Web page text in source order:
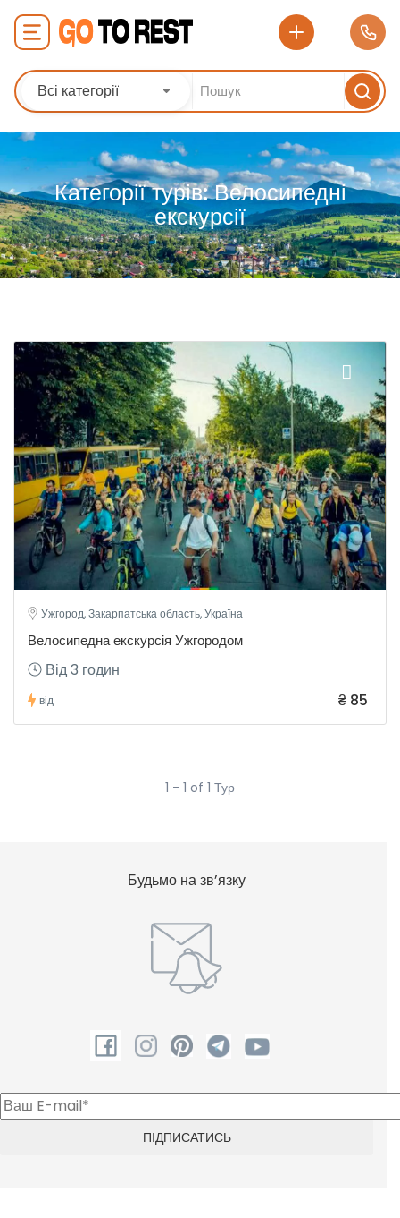
Всі категорії
Категорії турів:Велосипедні
екскурсії
Ужгород, Закарпатська область, Україна
Велосипедна екскурсія Ужгородом
Від 3 годин
від ₴ 85
1 - 1 of 1 Тур
Будьмо на зв’язку